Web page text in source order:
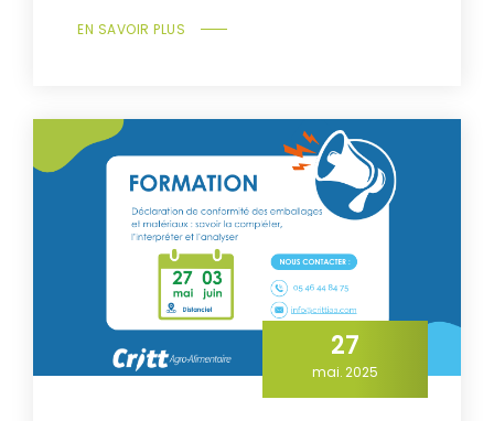
EN SAVOIR PLUS
27
mai. 2025